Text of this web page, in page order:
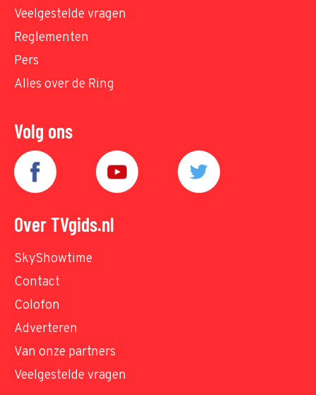
Veelgestelde vragen
Reglementen
Pers
Alles over de Ring
Volg ons
Over TVgids.nl
SkyShowtime
Contact
Colofon
Adverteren
Van onze partners
Veelgestelde vragen